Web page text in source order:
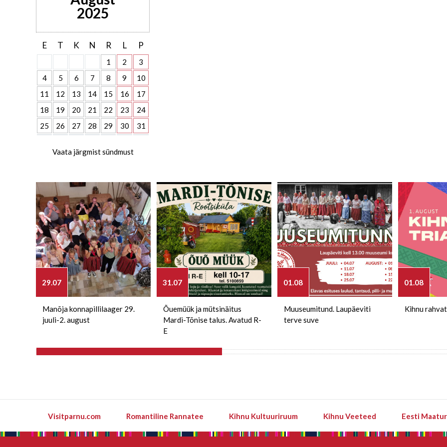
2025
E T K N R L P
1 2
3
4
5 6 7 8 9
10
11
12 13 14 15 16
17
18
19 20 21 22 23
24
25
26 27 28 29 30 31
Vaata järgmist sündmust
29.07
Manõja konnapillilaager 29.
juuli-2. august
31.07
Õuemüük ja mütsinäitus
Mardi-Tõnise talus. Avatud R-
E
01.08
Muuseumitund. Laupäeviti
terve suve
01.08
Kihnu
Visitparnu.com Romantiline Rannatee Kihnu Kultuuriruum Kihnu Veeteed Eesti